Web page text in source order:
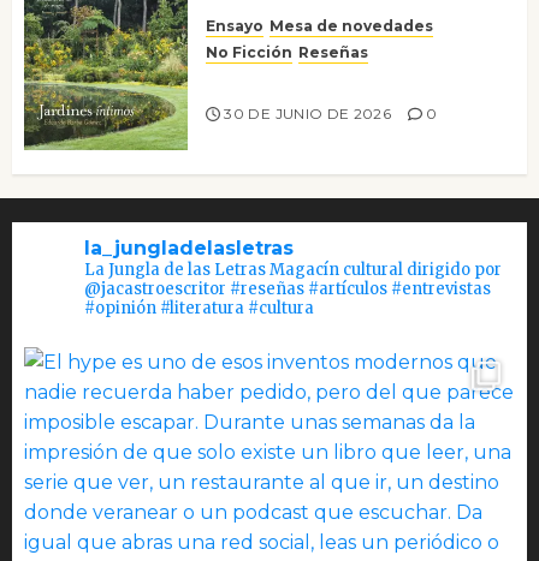
Ensayo Mesa de novedades
No Ficción Reseñas
30 DE JUNIO DE 2026 0
la_jungladelasletras
La Jungla de las Letras Magacín cultural dirigido por
@jacastroescritor #reseñas #artículos #entrevistas
#opinión #literatura #cultura